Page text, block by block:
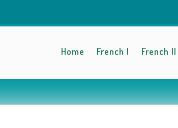
Home French I French II